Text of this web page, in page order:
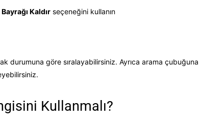
Bayrağı Kaldır seçeneğini kullanın
durumuna göre sıralayabilirsiniz. Ayrıca arama çubuğuna
Kullanmalı?